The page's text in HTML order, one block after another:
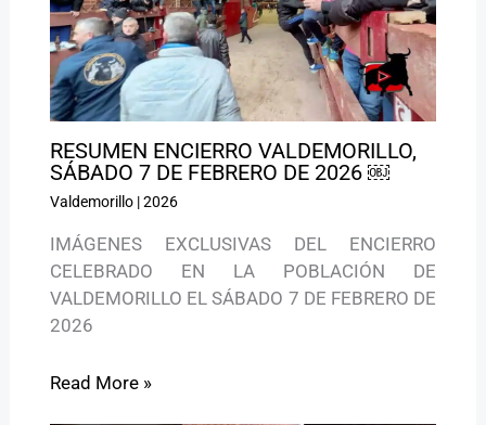
RESUMEN ENCIERRO VALDEMORILLO,
SÁBADO 7 DE FEBRERO DE 2026 ￼
Valdemorillo|2026
IMÁGENES EXCLUSIVAS DEL ENCIERRO
CELEBRADO EN LA POBLACIÓN DE
VALDEMORILLO EL SÁBADO 7 DE FEBRERO DE
2026
Read More »